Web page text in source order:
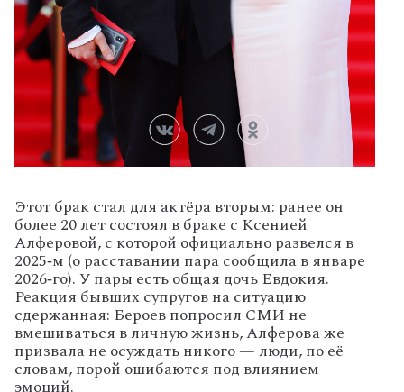
Этот брак стал для актёра вторым: ранее он
более 20 лет состоял в браке с Ксенией
Алферовой, с которой официально развелся в
2025‑м (о расставании пара сообщила в январе
2026‑го). У пары есть общая дочь Евдокия.
Реакция бывших супругов на ситуацию
сдержанная: Бероев попросил СМИ не
вмешиваться в личную жизнь, Алферова же
призвала не осуждать никого — люди, по её
словам, порой ошибаются под влиянием
эмоций.